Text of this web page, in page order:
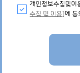
개인정보수집및이
수집 및 이용]에 동